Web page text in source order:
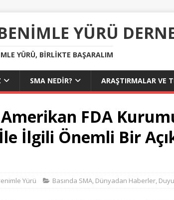
YÜRÜ
YÜRÜ, BIRLIKTE BAŞARALIM
SMA NEDIR? ARAŞTIRMALAR VE
FDA
İlgili Önemli Bir
Yürü Basında SMA, Dünyadan Haberler,